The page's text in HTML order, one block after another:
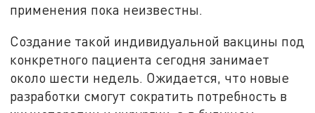
применения пока неизвестны.
Создание такой индивидуальной вакцины под
конкретного пациента сегодня занимает
около шести недель. Ожидается, что новые
разработки смогут сократить потребность в